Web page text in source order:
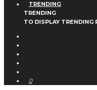
TRENDING
TRENDING
TO DISPLAY TRENDING
0